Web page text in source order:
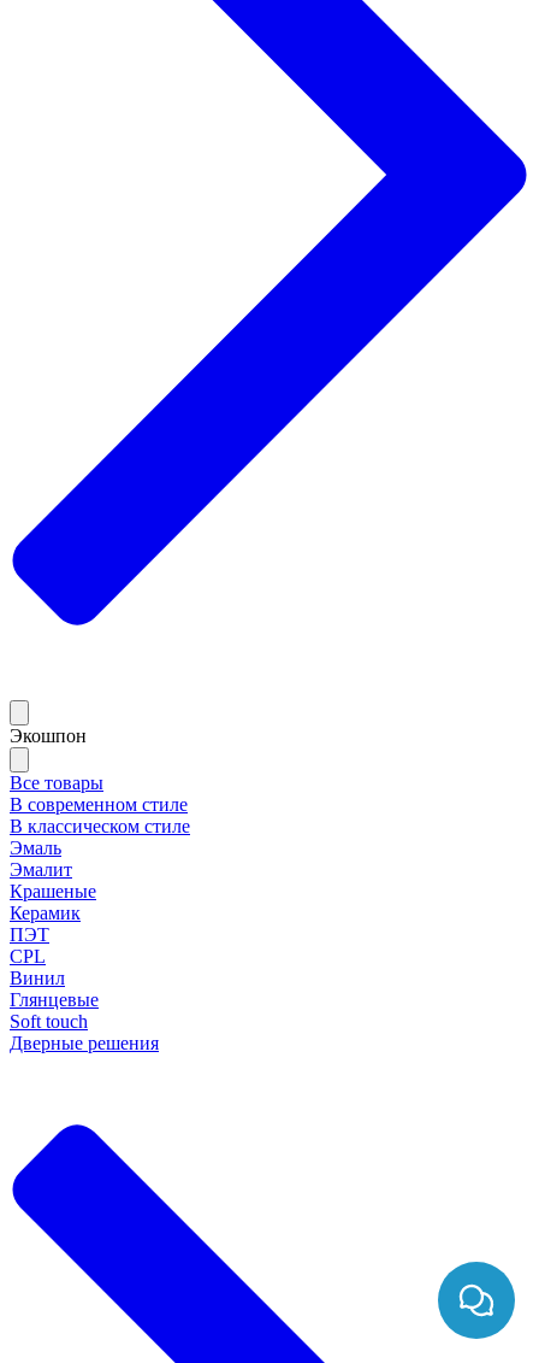
Экошпон
Все товары
В современном стиле
В классическом стиле
Эмаль
Эмалит
Крашеные
Керамик
ПЭТ
CPL
Винил
Глянцевые
Soft touch
Дверные решения